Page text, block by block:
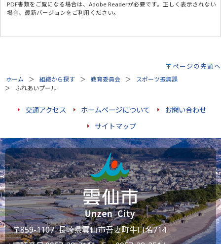
PDF書類をご覧になる場合は、Adobe Readerが必要です。正しく表示されない
場合、最新バージョンをご利用ください。
ページの先頭へ
ホーム 組織から探す 教育委員会
スポーツ振興課
ふれあいプール
交通アクセス ホームページについて
お問い合わせ
サイトマップ
〒859-1107 長崎県雲仙市吾妻町牛口名714